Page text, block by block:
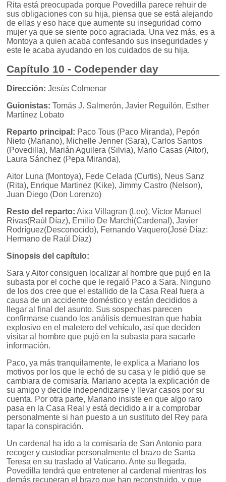
Rita está preocupada porque Povedilla parece rehuir de
sus obligaciones con su hija, piensa que se está alejando
de ellas y eso hace que aumente su inseguridad como
mujer ya que se siente poco agraciada. Una vez más, es a
Montoya a quien acaba confesando sus inseguridades y
este le acaba ayudando en los cuidados de su hija.
Capítulo 10 - Codepender day
Dirección: Jesús Colmenar
Guionistas: Tomás J. Salmerón, Javier Reguilón, Esther
Martínez Lobato
Reparto principal: Paco Tous (Paco Miranda), Pepón
Nieto (Mariano), Michelle Jenner (Sara), Carlos Santos
(Povedilla), Marián Aguilera (Silvia), Mario Casas (Aitor),
Laura Sánchez (Pepa Miranda),
Aitor Luna (Montoya), Fede Celada (Curtis), Neus Sanz
(Rita), Enrique Martinez (Kike), Jimmy Castro (Nelson),
Juan Diego (Don Lorenzo)
Resto del reparto: Aixa Villagran (Leo), Víctor Manuel
Rivas(Raúl Díaz), Emilio De Marchi(Cardenal), Javier
Rodríguez(Desconocido), Fernando Vaquero(José Díaz:
Hermano de Raúl Díaz)
Sinopsis del capítulo:
Sara y Aitor consiguen localizar al hombre que pujó en la
subasta por el coche que le regaló Paco a Sara. Ninguno
de los dos cree que el estallido de la Casa Real fuera a
causa de un accidente doméstico y están decididos a
llegar al final del asunto. Sus sospechas parecen
confirmarse cuando los análisis demuestran que había
explosivo en el maletero del vehículo, así que deciden
visitar al hombre que pujó en la subasta para sacarle
información.
Paco, ya más tranquilamente, le explica a Mariano los
motivos por los que le echó de su casa y le pidió que se
cambiara de comisaría. Mariano acepta la explicación de
su amigo y decide independizarse y llevar casos por su
cuenta. Por otra parte, Mariano insiste en que algo raro
pasa en la Casa Real y está decidido a ir a comprobar
personalmente si han puesto a un sustituto del Rey para
tapar la conspiración.
Un cardenal ha ido a la comisaría de San Antonio para
recoger y custodiar personalmente el brazo de Santa
Teresa en su traslado al Vaticano. Ante su llegada,
Povedilla tendrá que entretener al cardenal mientras los
demás recuperan el brazo que han reconstruido, y que